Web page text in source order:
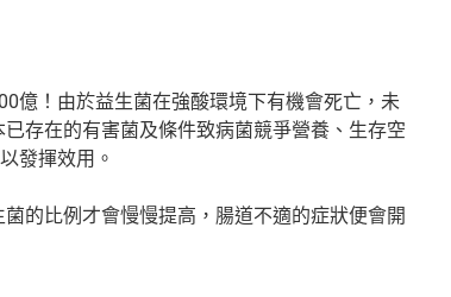
億！由於益生菌在強酸環境下有機會死亡，未
存在的有害菌及條件致病菌競爭營養、生存空
發揮效用。
的比例才會慢慢提高，腸道不適的症狀便會開